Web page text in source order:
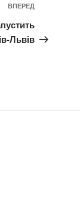
Наступний
ВПЕРЕД
Львів